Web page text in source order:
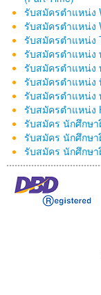
รับสมัครตำแหน่ง
รับสมัครตำแหน่ง
รับสมัครตำแหน่ง
รับสมัครตำแหน่ง
รับสมัครตำแหน่
รับสมัครตำแหน่ง
รับสมัครตำแหน่ง
รับสมัครตำแหน่ง
รับสมัคร นักศึกษา
รับสมัคร นักศึกษา
รับสมัคร นักศึกษ